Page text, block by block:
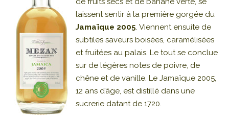
laissent sentir à la première gorgée du
Jamaïque 2005. Viennent ensuite de
subtiles saveurs boisées, caramélisées
et fruitées au palais. Le tout se conclue
sur de légères notes de poivre, de
chêne et de vanille. Le Jamaïque 2005,
12 ans d’âge, est distillé dans une
sucrerie datant de 1720.